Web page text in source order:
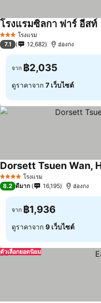
3 ดาว โรงแรม
โรงแรมซิลกา ฟาร์ อีสท์
7.1 12,682 ฮ่องกง
จาก ฿2,035
ดูราคาจาก 7 เว็บไซต์
4 ดาว โรงแรม
Dorsett Tsuen Wan,
8.2 ดีมาก 16,195 ฮ่องกง
จาก ฿1,936
ดูราคาจาก 9 เว็บไซต์
ตัวเลือกยอดนิยม